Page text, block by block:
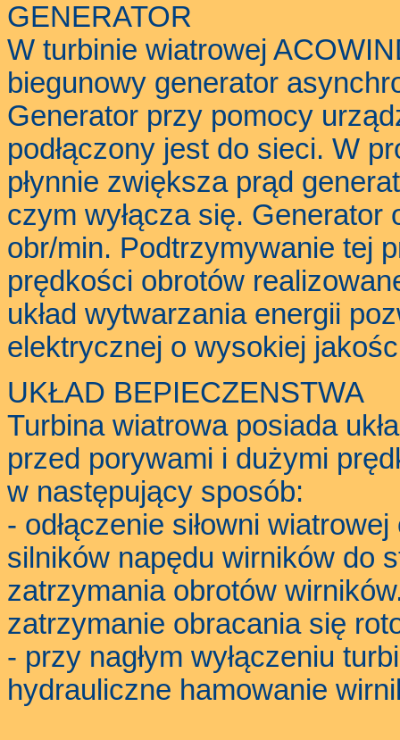
GENERATOR
W turbinie wiatrowej
biegunowy generator
Generator przy pomocy
podłączony jest do sieci. W
płynnie zwiększa prąd
czym wyłącza się.
obr/min. Podtrzymywanie tej
prędkości obrotów
układ wytwarzania energii
elektrycznej o wysokiej
UKŁAD BEPIECZENSTWA
Turbina wiatrowa posiada
przed porywami i dużymi
w następujący sposób:
- odłączenie siłowni
silników napędu wirników do
zatrzymania obrotów
zatrzymanie obracania się
- przy nagłym wyłączeniu
hydrauliczne hamowanie